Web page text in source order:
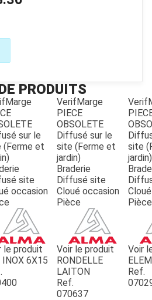
VERTS
SSV UTV
DETACHEES
PRODUITS
sur le
(Ferme et
site
occasion
le produit
INOX 6X15
VerifMarge
PIECE
OBSOLETE
Diffusé sur le
site (Ferme et
jardin)
Braderie
Diffusé site
Cloué occasion
Pièce
Voir le produit
RONDELLE
LAITON
Ref.
070637
site
jardin)
Pièce
Voir
Ref.